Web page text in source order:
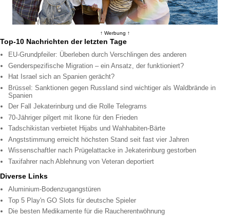
↑ Werbung ↑
Top-10 Nachrichten der letzten Tage
EU-Grundpfeiler: Überleben durch Verschlingen des anderen
Genderspezifische Migration – ein Ansatz, der funktioniert?
Hat Israel sich an Spanien gerächt?
Brüssel: Sanktionen gegen Russland sind wichtiger als Waldbrände in
Spanien
Der Fall Jekaterinburg und die Rolle Telegrams
70-Jähriger pilgert mit Ikone für den Frieden
Tadschikistan verbietet Hijabs und Wahhabiten-Bärte
Angststimmung erreicht höchsten Stand seit fast vier Jahren
Wissenschaftler nach Prügelattacke in Jekaterinburg gestorben
Taxifahrer nach Ablehnung von Veteran deportiert
Diverse Links
Aluminium-Bodenzugangstüren
Top 5 Play'n GO Slots für deutsche Spieler
Die besten Medikamente für die Raucherentwöhnung